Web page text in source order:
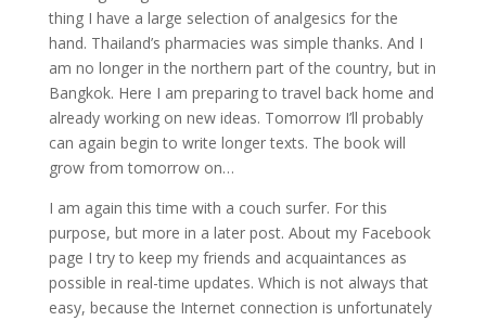
thing I have a large selection of analgesics for the
hand. Thailand’s pharmacies was simple thanks. And I
am no longer in the northern part of the country, but in
Bangkok. Here I am preparing to travel back home and
already working on new ideas. Tomorrow I’ll probably
can again begin to write longer texts. The book will
grow from tomorrow on…
I am again this time with a couch surfer. For this
purpose, but more in a later post. About my Facebook
page I try to keep my friends and acquaintances as
possible in real-time updates. Which is not always that
easy, because the Internet connection is unfortunately